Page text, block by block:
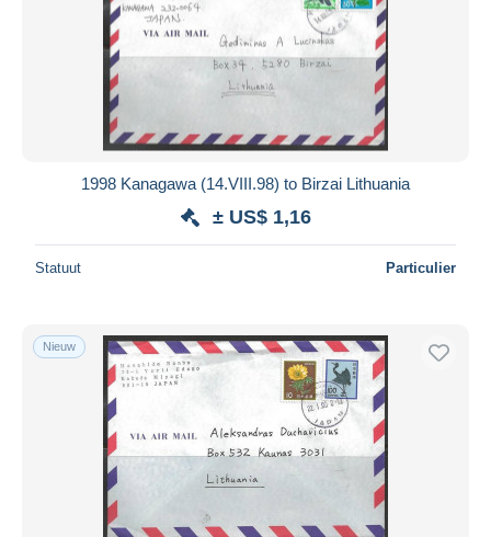
1998 Kanagawa (14.VIII.98) to Birzai Lithuania
± US$ 1,16
Statuut Particulier
Nieuw